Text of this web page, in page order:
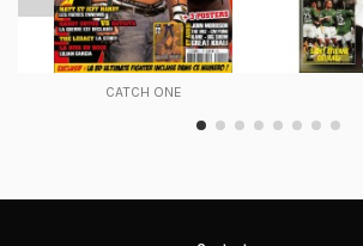
CATCH ONE